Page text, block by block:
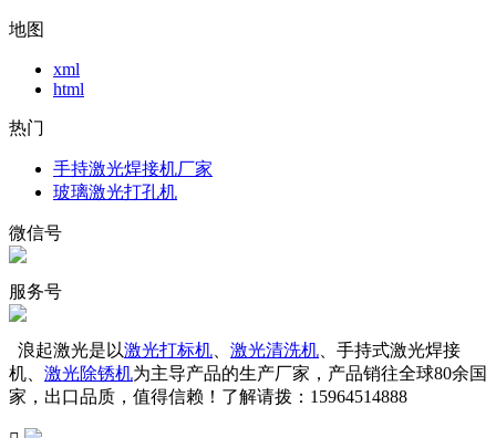
地图
xml
html
热门
手持激光焊接机厂家
玻璃激光打孔机
微信号
服务号
浪起激光是以激光打标机 激光清洗机 、手持式激光焊接
机、 激光除锈机为主导产品的生产厂家，产品销往全球80余国
家，出口品质，值得信赖！了解请拨：15964514888